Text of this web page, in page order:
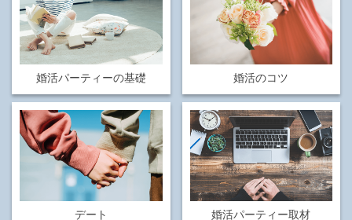
婚活パーティーの基礎 婚活のコツ
デート 婚活パーティー取材